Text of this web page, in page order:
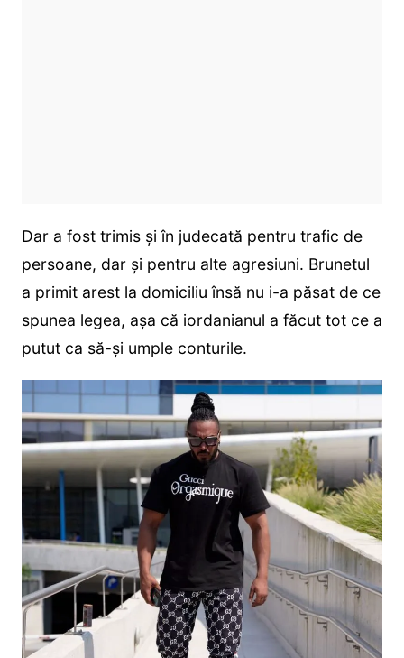
Dar a fost trimis și în judecată pentru trafic de
persoane, dar și pentru alte agresiuni. Brunetul
a primit arest la domiciliu însă nu i-a păsat de ce
spunea legea, așa că iordanianul a făcut tot ce a
putut ca să-și umple conturile.